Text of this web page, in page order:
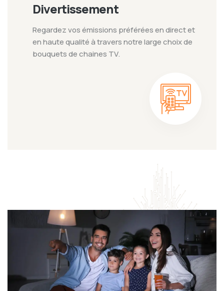
Divertissement
Regardez vos émissions préférées en direct et
en haute qualité à travers notre large choix de
bouquets de chaines TV.